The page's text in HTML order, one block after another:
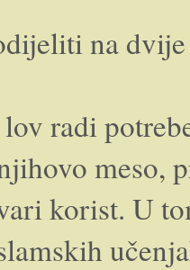
na
radi
meso,
korist. U